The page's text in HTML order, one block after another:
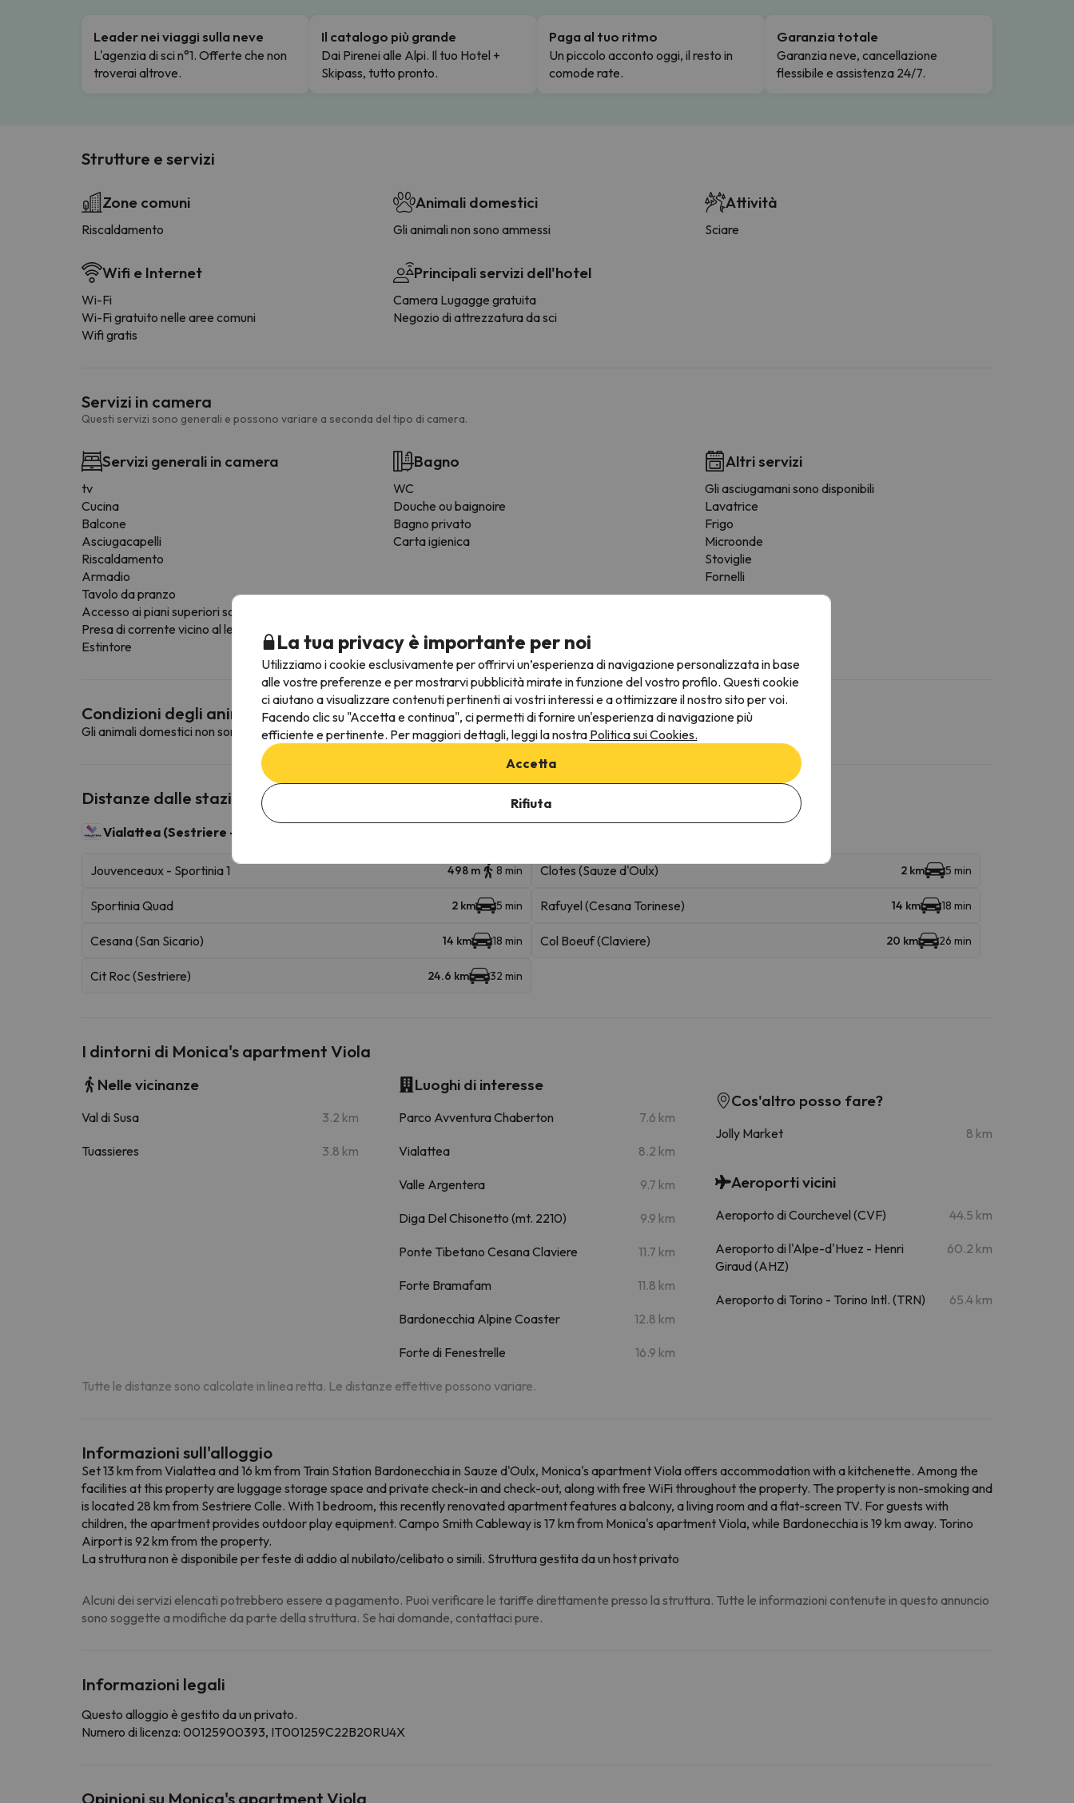
Leader nei viaggi sulla neve
L'agenzia di sci n°1. Offerte che non
troverai altrove.
Il catalogo più grande
Dai Pirenei alle Alpi. Il tuo Hotel +
Skipass, tutto pronto.
Paga al tuo ritmo
Un piccolo acconto oggi, il resto in
comode rate.
Garanzia totale
Garanzia neve, cancellazione
flessibile e assistenza 24/7.
Strutture e servizi
Zone comuni
Riscaldamento
Wifi e Internet
Wi-Fi
Wi-Fi gratuito nelle aree comuni
Wifi gratis
Animali domestici
Gli animali non sono ammessi
Principali servizi dell'hotel
Camera Lugagge gratuita
Negozio di attrezzatura da sci
Attività
Sciare
Servizi in camera
Questi servizi sono generali e possono variare a seconda del tipo di camera.
Servizi generali in camera
tv
Cucina
Balcone
Asciugacapelli
Riscaldamento
Armadio
Tavolo da pranzo
Accesso ai piani superiori solo tramite scale
Presa di corrente vicino al letto
Estintore
Bagno
WC
Douche ou baignoire
Bagno privato
Carta igienica
Altri servizi
Gli asciugamani sono disponibili
Lavatrice
Frigo
Microonde
Stoviglie
Fornelli
Condizioni degli animali domestici
Gli animali domestici non sono ammessi in questa struttura.
Distanze dalle stazioni sciistiche vicine
Vialattea (Sestriere - Sauze d'Oulx)
Jouvenceaux - Sportinia 1 498 m 8 min Clotes (Sauze d'Oulx) 2 km 5 min
Sportinia Quad 2 km 5 min Rafuyel (Cesana Torinese) 14 km 18 min
Cesana (San Sicario) 14 km 18 min Col Boeuf (Claviere) 20 km 26 min
Cit Roc (Sestriere) 24.6 km 32 min
I dintorni di Monica's apartment Viola
Nelle vicinanze
Val di Susa 3.2 km
Tuassieres 3.8 km
Luoghi di interesse
Parco Avventura Chaberton 7.6 km
Vialattea 8.2 km
Valle Argentera 9.7 km
Diga Del Chisonetto (mt. 2210) 9.9 km
Ponte Tibetano Cesana Claviere 11.7 km
Forte Bramafam 11.8 km
Bardonecchia Alpine Coaster 12.8 km
Forte di Fenestrelle 16.9 km
Cos'altro posso fare?
Jolly Market 8 km
Aeroporti vicini
Aeroporto di Courchevel (CVF) 44.5 km
Aeroporto di l'Alpe-d'Huez - Henri
Giraud (AHZ)
60.2 km
Aeroporto di Torino - Torino Intl. (TRN) 65.4 km
Tutte le distanze sono calcolate in linea retta. Le distanze effettive possono variare.
Informazioni sull'alloggio
Set 13 km from Vialattea and 16 km from Train Station Bardonecchia in Sauze d'Oulx, Monica's apartment Viola offers accommodation with a kitchenette. Among the
facilities at this property are luggage storage space and private check-in and check-out, along with free WiFi throughout the property. The property is non-smoking and
is located 28 km from Sestriere Colle. With 1 bedroom, this recently renovated apartment features a balcony, a living room and a flat-screen TV. For guests with
children, the apartment provides outdoor play equipment. Campo Smith Cableway is 17 km from Monica's apartment Viola, while Bardonecchia is 19 km away. Torino
Airport is 92 km from the property.
La struttura non è disponibile per feste di addio al nubilato/celibato o simili. Struttura gestita da un host privato
Alcuni dei servizi elencati potrebbero essere a pagamento. Puoi verificare le tariffe direttamente presso la struttura. Tutte le informazioni contenute in questo annuncio
sono soggette a modifiche da parte della struttura. Se hai domande, contattaci pure.
Informazioni legali
Questo alloggio è gestito da un privato.
Numero di licenza: 00125900393, IT001259C22B20RU4X
Opinioni su Monica's apartment Viola
La tua privacy è importante per noi
Utilizziamo i cookie esclusivamente per offrirvi un’esperienza di navigazione personalizzata in base
alle vostre preferenze e per mostrarvi pubblicità mirate in funzione del vostro profilo. Questi cookie
ci aiutano a visualizzare contenuti pertinenti ai vostri interessi e a ottimizzare il nostro sito per voi.
Facendo clic su "Accetta e continua", ci permetti di fornire un'esperienza di navigazione più
efficiente e pertinente. Per maggiori dettagli, leggi la nostra Politica sui Cookies.
Accetta
Rifiuta